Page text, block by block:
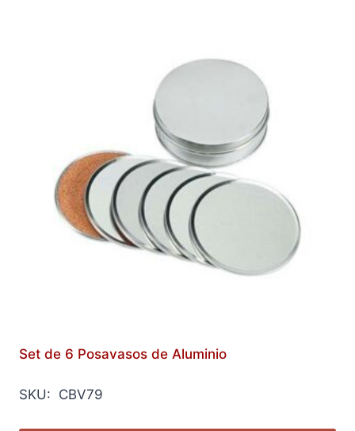
Set de 6 Posavasos de Aluminio
SKU: CBV79